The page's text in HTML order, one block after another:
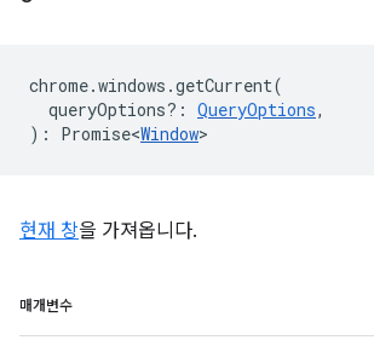
chrome.windows .getCurrent(
queryOptions? : QueryOptions,
) : Promise<Window>
현재 창을 가져옵니다.
매개변수